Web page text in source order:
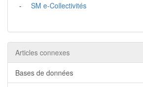
- SM e-Collectivités
Articles connexes
Bases de données